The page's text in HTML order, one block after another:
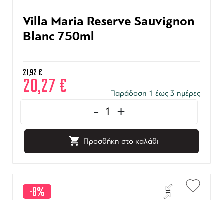
Villa Maria Reserve Sauvignon
Blanc 750ml
21,92€
20,27 € Παράδοση 1 έως 3 ημέρες
- +
Προσθήκη στο καλάθι
-8%